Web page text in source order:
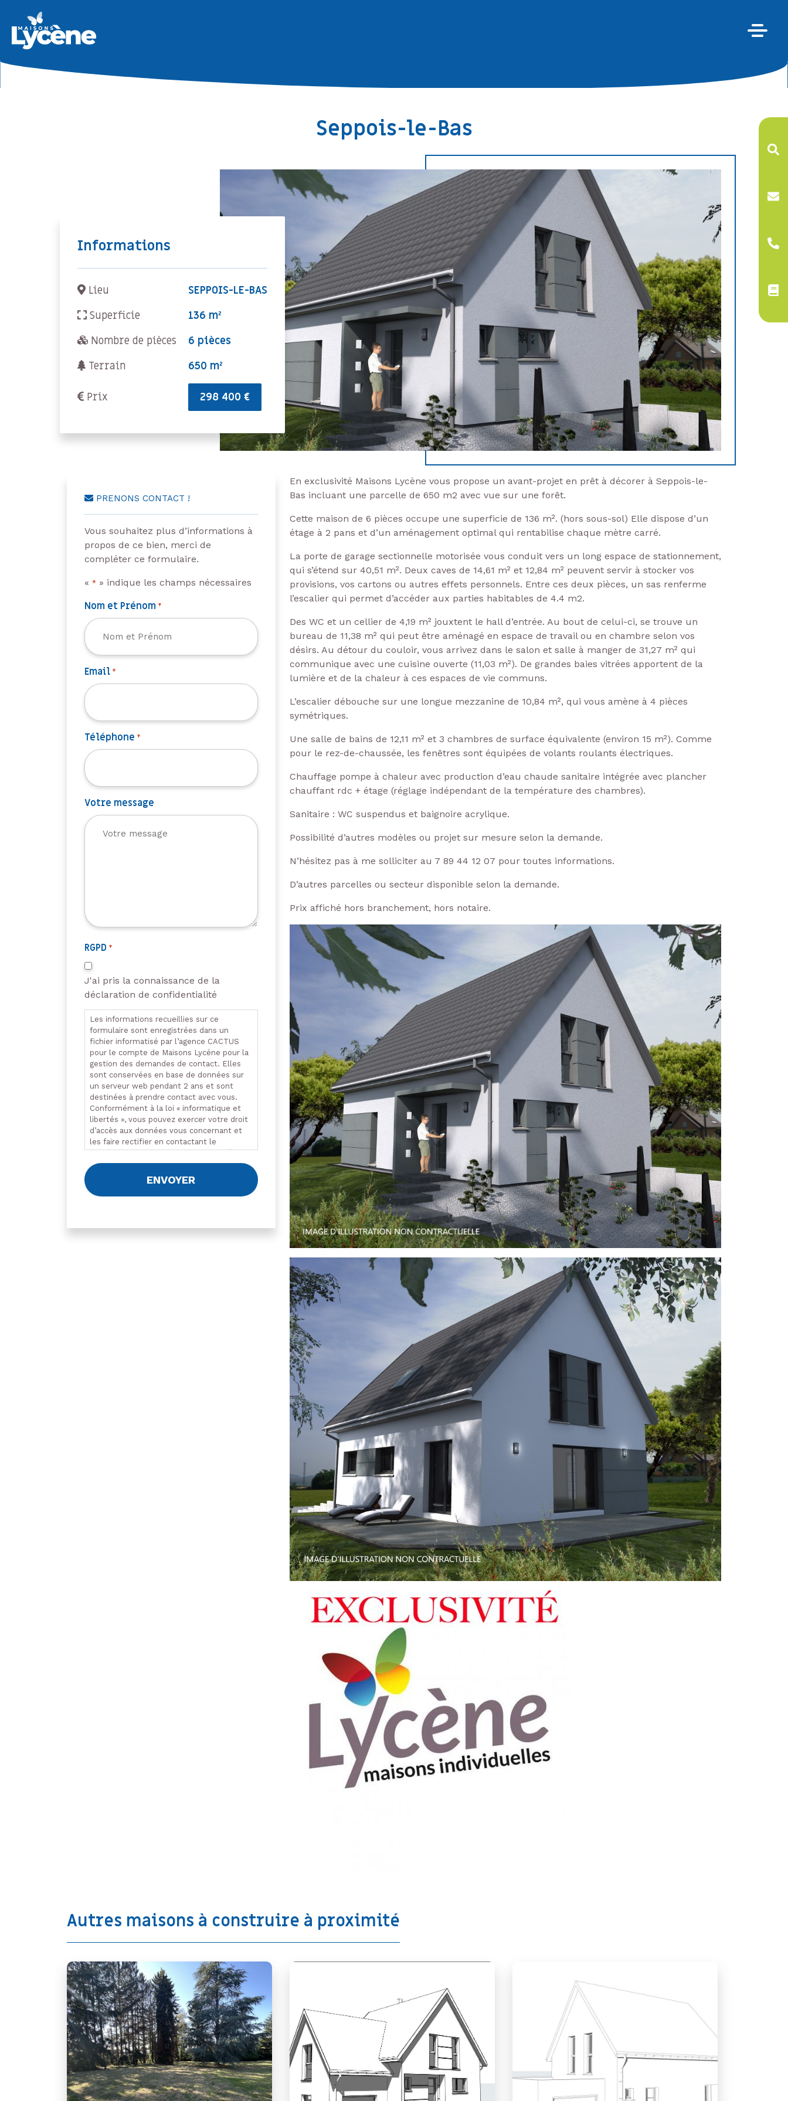
Seppois-le-Bas
Informations
Lieu
SEPPOIS-LE-BAS
Superficie
136 m²
Nombre de pièces
6 pièces
Terrain
650 m²
Prix 298 400 €
PRENONS CONTACT !
Vous souhaitez plus d’informations à
propos de ce bien, merci de
compléter ce formulaire.
« * » indique les champs nécessaires
Nom et Prénom *
Email *
Téléphone *
Votre message
RGPD *
J'ai pris la connaissance de la
déclaration de confidentialité
Les informations recueillies sur ce
formulaire sont enregistrées dans un
fichier informatisé par l’agence CACTUS
pour le compte de Maisons Lycéne pour la
gestion des demandes de contact. Elles
sont conservées en base de données sur
un serveur web pendant 2 ans et sont
destinées à prendre contact avec vous.
Conformément à la loi « informatique et
libertés », vous pouvez exercer votre droit
d’accès aux données vous concernant et
les faire rectifier en contactant le
responsable du traitement des données
par voie postale ou par le biais du
formulaire de contact. Pour en savoir plus
sur la gestion de vos données
personnelles, vous pouvez consulter notre
En exclusivité Maisons Lycène vous propose un avant-projet en prêt à décorer à Seppois-le-
Bas incluant une parcelle de 650 m2 avec vue sur une forêt.
Cette maison de 6 pièces occupe une superficie de 136 m². (hors sous-sol) Elle dispose d’un
étage à 2 pans et d’un aménagement optimal qui rentabilise chaque mètre carré.
La porte de garage sectionnelle motorisée vous conduit vers un long espace de stationnement,
qui s’étend sur 40,51 m². Deux caves de 14,61 m² et 12,84 m² peuvent servir à stocker vos
provisions, vos cartons ou autres effets personnels. Entre ces deux pièces, un sas renferme
l’escalier qui permet d’accéder aux parties habitables de 4.4 m2.
Des WC et un cellier de 4,19 m² jouxtent le hall d’entrée. Au bout de celui-ci, se trouve un
bureau de 11,38 m² qui peut être aménagé en espace de travail ou en chambre selon vos
désirs. Au détour du couloir, vous arrivez dans le salon et salle à manger de 31,27 m² qui
communique avec une cuisine ouverte (11,03 m²). De grandes baies vitrées apportent de la
lumière et de la chaleur à ces espaces de vie communs.
L’escalier débouche sur une longue mezzanine de 10,84 m², qui vous amène à 4 pièces
symétriques.
Une salle de bains de 12,11 m² et 3 chambres de surface équivalente (environ 15 m²). Comme
pour le rez-de-chaussée, les fenêtres sont équipées de volants roulants électriques.
Chauffage pompe à chaleur avec production d’eau chaude sanitaire intégrée avec plancher
chauffant rdc + étage (réglage indépendant de la température des chambres).
Sanitaire : WC suspendus et baignoire acrylique.
Possibilité d’autres modèles ou projet sur mesure selon la demande.
N’hésitez pas à me solliciter au 7 89 44 12 07 pour toutes informations.
D’autres parcelles ou secteur disponible selon la demande.
Prix affiché hors branchement, hors notaire.
Autres maisons à construire à proximité